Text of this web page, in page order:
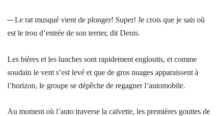
─ Le rat musqué vient de plonger! Super! Je crois que je sais où
est le trou d’entrée de son terrier, dit Denis.
Les bières et les lunches sont rapidement engloutis, et comme
soudain le vent s’est levé et que de gros nuages apparaissent à
l’horizon, le groupe se dépêche de regagner l’automobile.
Au moment où l’auto traverse la calvette, les premières gouttes de